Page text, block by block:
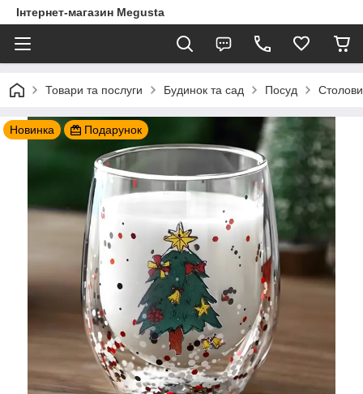
Інтернет-магазин Megusta
Товари та послуги Будинок та сад Посуд
Новинка Подарунок